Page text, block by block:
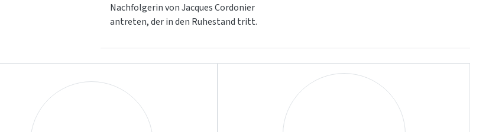
Nachfolgerin von Jacques Cordonier
antreten, der in den Ruhestand tritt.